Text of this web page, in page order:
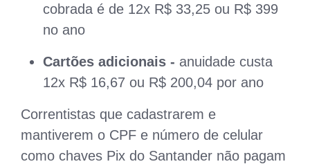
cobrada é de 12x R$ 33,25 ou R$ 399
no ano
Cartões adicionais - anuidade custa
12x R$ 16,67 ou R$ 200,04 por ano
Correntistas que cadastrarem e
mantiverem o CPF e número de celular
como chaves Pix do Santander não pagam